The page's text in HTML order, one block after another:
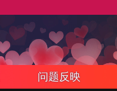
问题反映